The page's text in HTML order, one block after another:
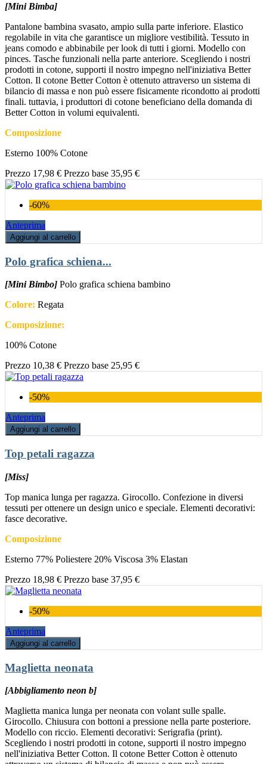
[Mini Bimba]
Pantalone bambina svasato, ampio sulla parte inferiore. Elastico
regolabile in vita che garantisce un migliore vestibilità. Tessuto in
jeans comodo e abbinabile per look di tutti i giorni. Modello con
pinces. Tasche funzionali nella parte anteriore. Scegliendo i nostri
prodotti in cotone, supporti il nostro impegno nell'iniziativa Better
Cotton. Il cotone Better Cotton è ottenuto attraverso un sistema di
bilancio di massa e non può essere fisicamente ricondotto ai prodotti
finali. tuttavia, i produttori di cotone beneficiano della domanda di
Better Cotton in volumi equivalenti.
Composizione
Esterno 100% Cotone
Prezzo 17,98 € Prezzo base 35,95 €
-60%
Anteprima
Aggiungi al carrello
Polo grafica schiena...
[Mini Bimbo] Polo grafica schiena bambino
Colore: Regata
Composizione:
100% Cotone
Prezzo 10,38 € Prezzo base 25,95 €
-50%
Anteprima
Aggiungi al carrello
Top petali ragazza
[Miss]
Top manica lunga per ragazza. Girocollo. Confezione in diversi
tessuti per ottenere un design unico e speciale. Elementi decorativi:
fasce decorative.
Composizione
Esterno 77% Poliestere 20% Viscosa 3% Elastan
Prezzo 18,98 € Prezzo base 37,95 €
-50%
Anteprima
Aggiungi al carrello
Maglietta neonata
[Abbigliamento neon b]
Maglietta manica lunga per neonata con volant sulle spalle.
Girocollo. Chiusura con bottoni a pressione nella parte posteriore.
Modello con riccio. Elementi decorativi: Serigrafia (print).
Scegliendo i nostri prodotti in cotone, supporti il nostro impegno
nell'iniziativa Better Cotton. Il cotone Better Cotton è ottenuto